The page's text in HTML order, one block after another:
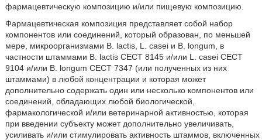
фармацевтическую композицию и/или пищевую композицию.
Фармацевтическая композиция представляет собой набор
компонентов или соединений, который образован, по меньшей
мере, микроорганизмами В. lactis, L. casei и В. longum, в
частности штаммами В. lactis СЕСТ 8145 и/или L. casei СЕСТ
9104 и/или В. longum СЕСТ 7347 (или полученных из них
штаммами) в любой концентрации и которая может
дополнительно содержать один или несколько компонентов или
соединений, обладающих любой биологической,
фармакологической и/или ветеринарной активностью, которая
при введении субъекту может дополнительно увеличивать,
усиливать и/или стимулировать активность штаммов, включенных